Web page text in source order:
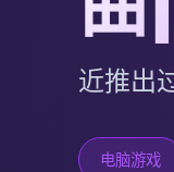
近推出
电脑游戏